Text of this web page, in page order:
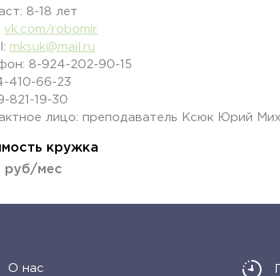
8-18 лет
vk.com/robomir
mksuk@mail.ru
8-924-202-90-15
410-66-23
821-19-30
лицо: преподаватель Ксюк Юрий
кружка
руб/мес
О нас